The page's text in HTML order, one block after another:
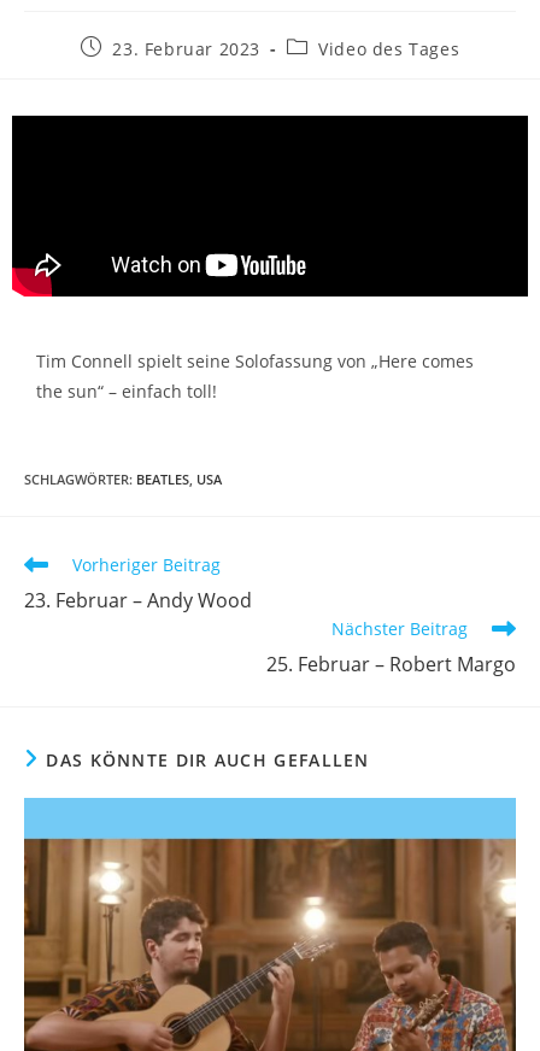
23. Februar 2023 Video des Tages
Tim Connell spielt seine Solofassung von „Here comes
the sun“ – einfach toll!
SCHLAGWÖRTER: BEATLES USA
Vorheriger Beitrag
23. Februar – Andy Wood
Nächster Beitrag
25. Februar – Robert Margo
DAS KÖNNTE DIR AUCH GEFALLEN